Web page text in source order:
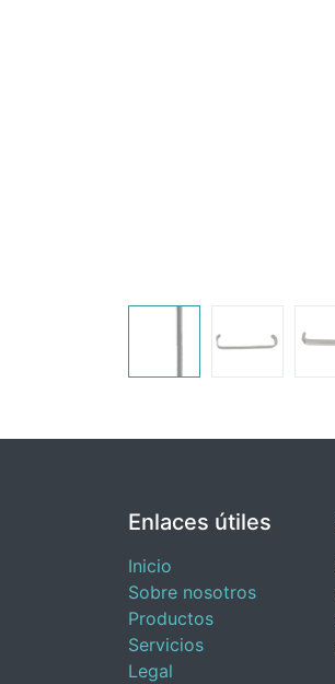
Enlaces útiles
Inicio
Sobre nosotros
Productos
Servicios
Legal